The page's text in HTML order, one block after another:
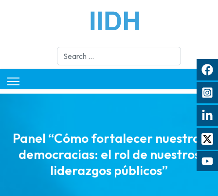
Search
Panel “Cómo fortalecer nuestras
democracias: el rol de nuestros
liderazgos públicos”